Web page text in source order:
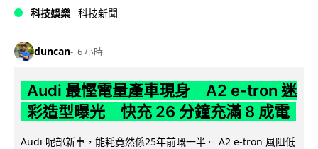
科技娛樂 科技新聞
duncan 6 小時
Audi 最慳電量產車現身 A2 e-tron 迷
彩造型曝光 快充 26 分鐘充滿 8 成電
Audi 呢部新車，能耗竟然係25年前嘅一半。 A2 e-tron 風阻低